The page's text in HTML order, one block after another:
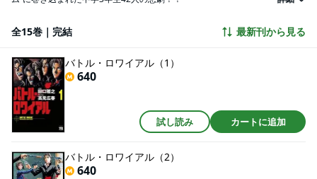
全15巻｜完結 最新刊から見る
バトル・ロワイアル（1）
640
試し読み カートに追加
バトル・ロワイアル（2）
640